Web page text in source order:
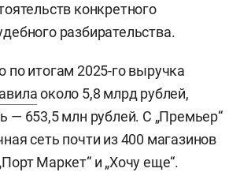
конкретного
разбирательства.
по итогам 2025-го выручка
около 5,8 млрд рублей,
— 653,5 млн рублей. С „Премьер“
сеть почти из 400 магазинов
Маркет“ и „Хочу еще“.